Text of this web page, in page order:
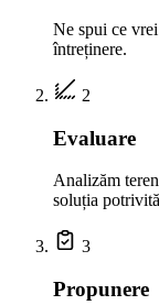
Ne spui ce
întreținere.
2
Evaluare
Analizăm
soluția
3
Propunere